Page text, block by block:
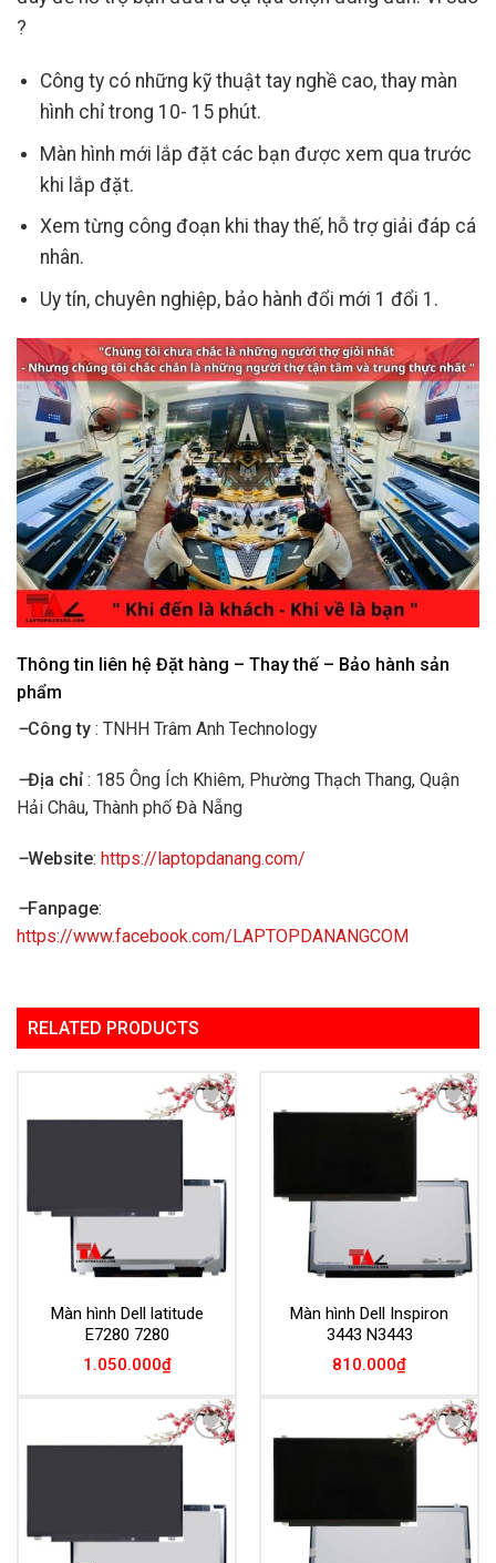
?
Công ty có những kỹ thuật tay nghề cao, thay màn
hình chỉ trong 10- 15 phút.
Màn hình mới lắp đặt các bạn được xem qua trước
khi lắp đặt.
Xem từng công đoạn khi thay thế, hỗ trợ giải đáp cá
nhân.
Uy tín, chuyên nghiệp, bảo hành đổi mới 1 đổi 1.
Thông tin liên hệ Đặt hàng – Thay thế – Bảo hành sản
phẩm
–Công ty : TNHH Trâm Anh Technology
–Địa chỉ : 185 Ông Ích Khiêm, Phường Thạch Thang, Quận
Hải Châu, Thành phố Đà Nẵng
–Website: https://laptopdanang.com/
–Fanpage:
https://www.facebook.com/LAPTOPDANANGCOM
RELATED PRODUCTS
Màn hình Dell latitude
E7280 7280
1.050.000₫
Màn hình Dell Inspiron
3443 N3443
810.000₫